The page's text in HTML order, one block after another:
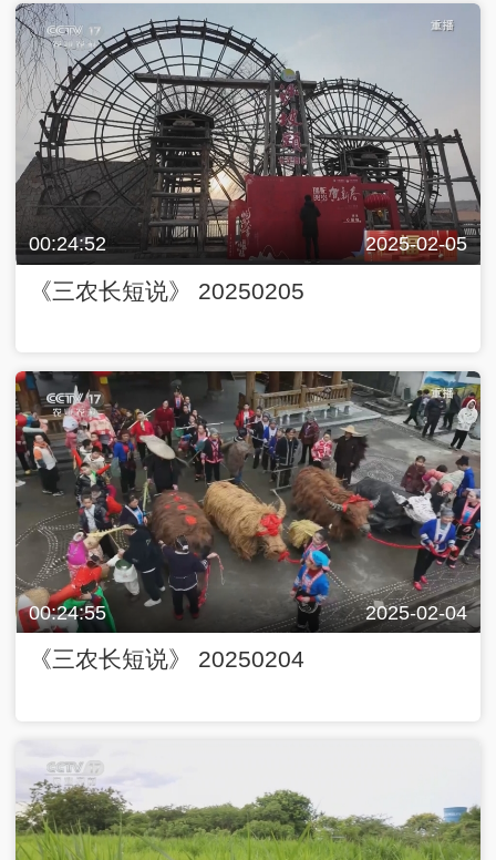
00:24:52 2025-02-05
《三农长短说》 20250205
00:24:55 2025-02-04
《三农长短说》 20250204